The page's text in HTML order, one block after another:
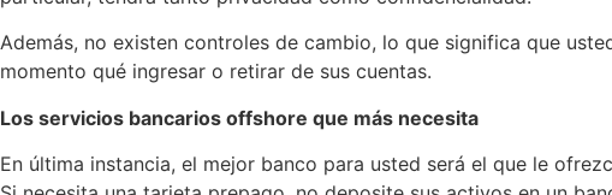
Además, no existen controles de cambio, lo que significa que
momento qué ingresar o retirar de sus cuentas.
Los servicios bancarios offshore que más necesita
En última instancia, el mejor banco para usted será el que le